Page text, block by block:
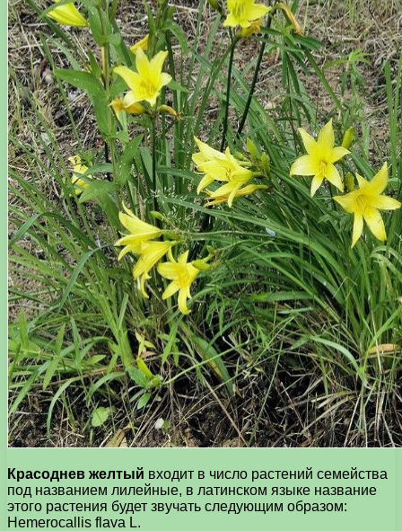
Красоднев желтый входит в число растений семейства
под названием лилейные, в латинском языке название
этого растения будет звучать следующим образом:
Hemerocallis flava L.